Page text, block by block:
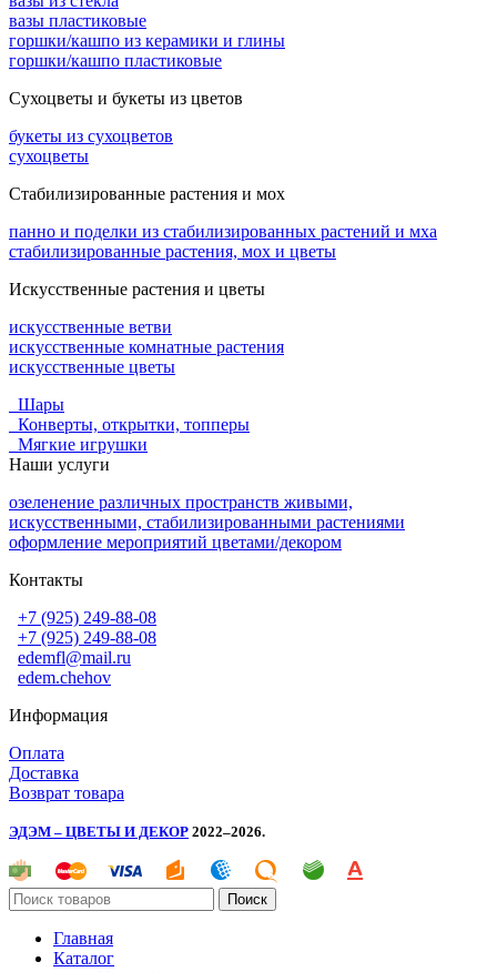
вазы пластиковые
горшки/кашпо из керамики и глины
горшки/кашпо пластиковые
Сухоцветы и букеты из цветов
букеты из сухоцветов
сухоцветы
Стабилизированные растения и мох
панно и поделки из стабилизированных растений и мха
стабилизированные растения, мох и цветы
Искусственные растения и цветы
искусственные ветви
искусственные комнатные растения
искусственные цветы
Шары
Конверты, открытки, топперы
Мягкие игрушки
Наши услуги
озеленение различных пространств живыми,
искусственными, стабилизированными растениями
оформление мероприятий цветами/декором
Контакты
+7 (925) 249-88-08
+7 (925) 249-88-08
edemfl@mail.ru
edem.chehov
Информация
Оплата
Доставка
Возврат товара
ЭДЭМ – ЦВЕТЫ И ДЕКОР 2022–2026.
Поиск
Главная
Каталог